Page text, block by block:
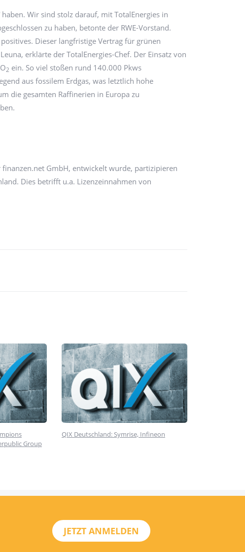
Wir sind stolz darauf, mit TotalEnergies in
zu haben, betonte der RWE-Vorstand.
Dieser langfristige Vertrag für grünen
erklärte der TotalEnergies-Chef. Der Einsatz von
2 ein. So viel stoßen rund 140.000 Pkws
aus fossilem Erdgas, was letztlich hohe
die gesamten Raffinerien in Europa zu
GmbH, entwickelt wurde, partizipieren
Dies betrifft u.a. Lizenzeinnahmen von
Group
QIX Deutschland: Symrise, Infineon
JETZT ANMELDEN